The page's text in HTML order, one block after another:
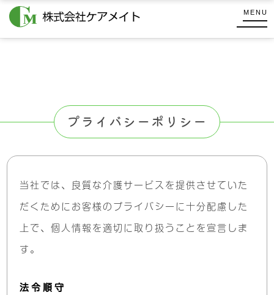
ン
テ
キ
プ
株
ア
イ
ト
MENU
ー
プライバシーポリシー
当社では、良質な介護サービスを提供させていた
だくために お客様のプライバシーに十分配慮した
上で、個人情報を適切に取り扱うことを宣言しま
す。
法令順守
式
会